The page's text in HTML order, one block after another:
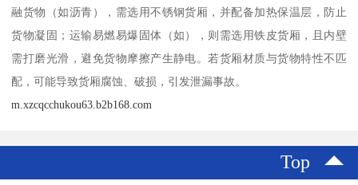
融货物（如沥青），需选用不锈钢货厢，并配备加热保温层，防止
货物凝固；运输易燃易爆固体（如），则需选用铁皮货厢，且内壁
需打磨光滑，避免货物摩擦产生静电。若货厢材质与货物特性不匹
配，可能导致货厢腐蚀、破损，引发泄漏事故。​
m.xzcqcchukou63.b2b168.com
Top